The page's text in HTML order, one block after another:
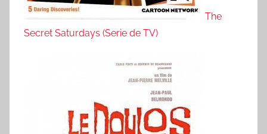
The
Secret Saturdays (Serie de TV)